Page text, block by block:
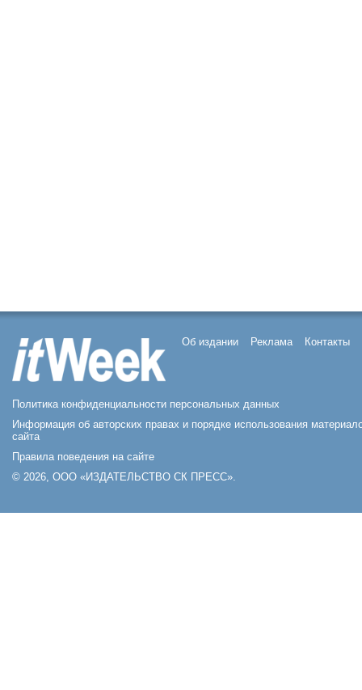
Об издании Реклама Контакты
Политика конфиденциальности персональных данных
Информация об авторских правах и порядке использования
сайта
Правила поведения на сайте
© 2026, ООО «ИЗДАТЕЛЬСТВО СК ПРЕСС».